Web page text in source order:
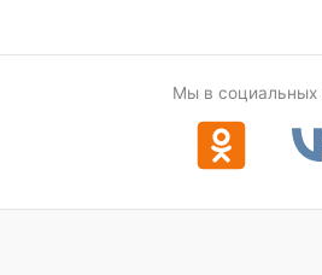
Мы в социальных